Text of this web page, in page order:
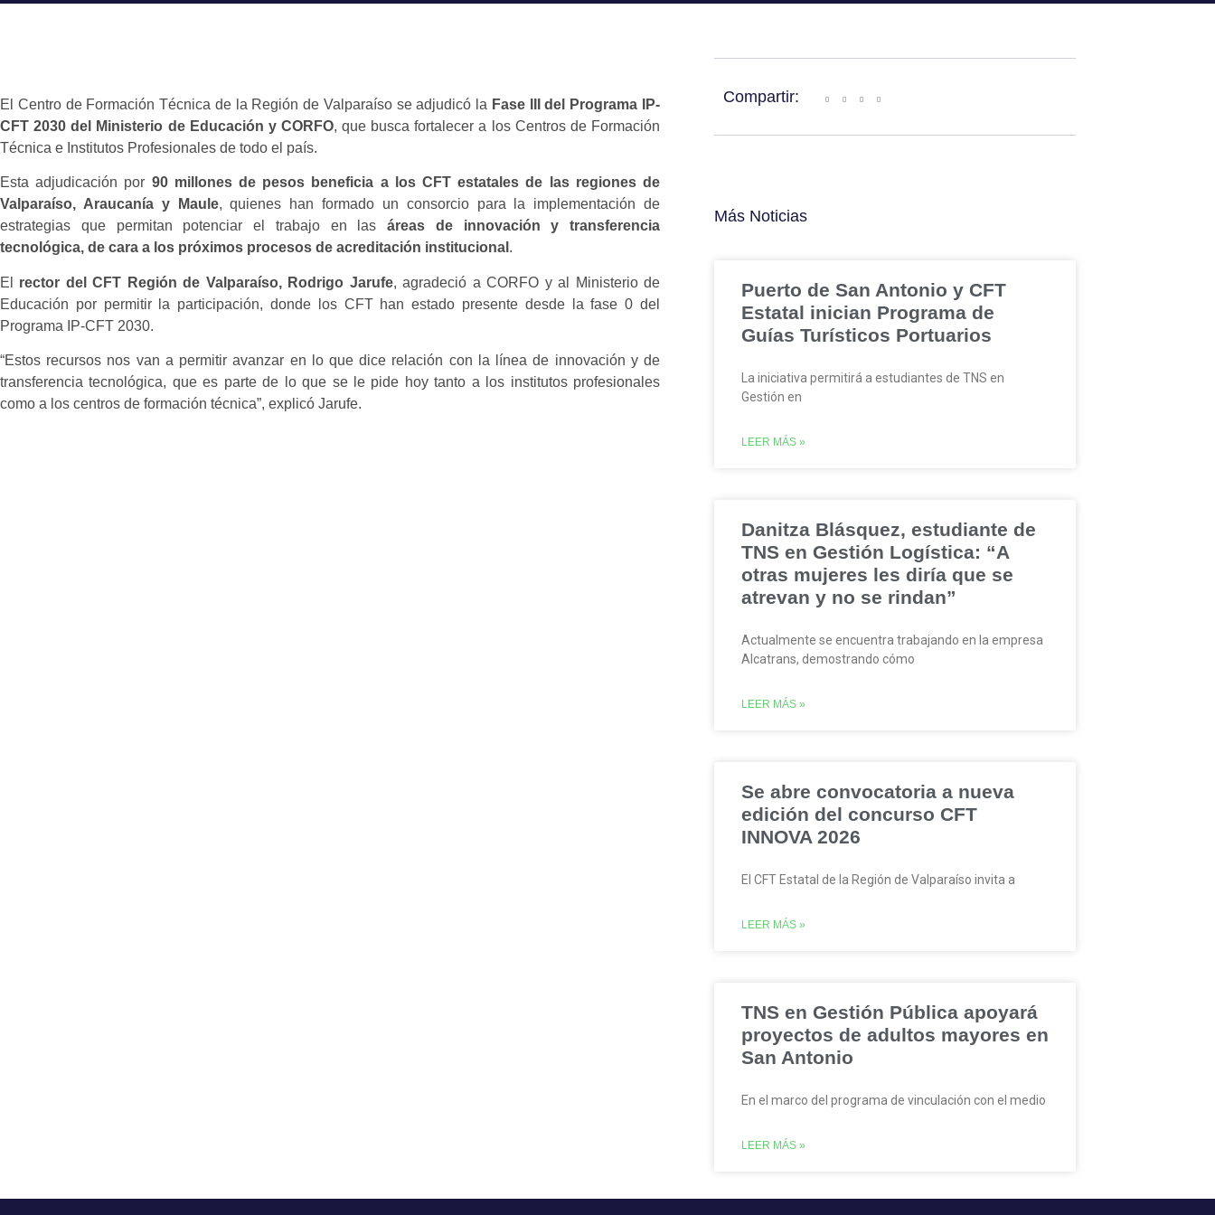
El Centro de Formación Técnica de la Región de Valparaíso se adjudicó la Fase III del Programa IP-
CFT 2030 del Ministerio de Educación y CORFO, que busca fortalecer a los Centros de Formación
Técnica e Institutos Profesionales de todo el país.
Esta adjudicación por 90 millones de pesos beneficia a los CFT estatales de las regiones de
Valparaíso, Araucanía y Maule, quienes han formado un consorcio para la implementación de
estrategias que permitan potenciar el trabajo en las áreas de innovación y transferencia
tecnológica, de cara a los próximos procesos de acreditación institucional .
El rector del CFT Región de Valparaíso, Rodrigo Jarufe, agradeció a CORFO y al Ministerio de
Educación por permitir la participación, donde los CFT han estado presente desde la fase 0 del
Programa IP-CFT 2030.
“Estos recursos nos van a permitir avanzar en lo que dice relación con la línea de innovación y de
transferencia tecnológica, que es parte de lo que se le pide hoy tanto a los institutos profesionales
como a los centros de formación técnica”, explicó Jarufe.
Compartir:
Más Noticias
Puerto de San Antonio y CFT
Estatal inician Programa de
Guías Turísticos Portuarios
La iniciativa permitirá a estudiantes de TNS en
Gestión en
LEER MÁS »
Danitza Blásquez, estudiante de
TNS en Gestión Logística: “A
otras mujeres les diría que se
atrevan y no se rindan”
Actualmente se encuentra trabajando en la empresa
Alcatrans, demostrando cómo
LEER MÁS »
Se abre convocatoria a nueva
edición del concurso CFT
INNOVA 2026
El CFT Estatal de la Región de Valparaíso invita a
LEER MÁS »
TNS en Gestión Pública apoyará
proyectos de adultos mayores en
San Antonio
En el marco del programa de vinculación con el medio
LEER MÁS »